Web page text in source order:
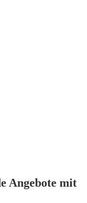
Angebote mit